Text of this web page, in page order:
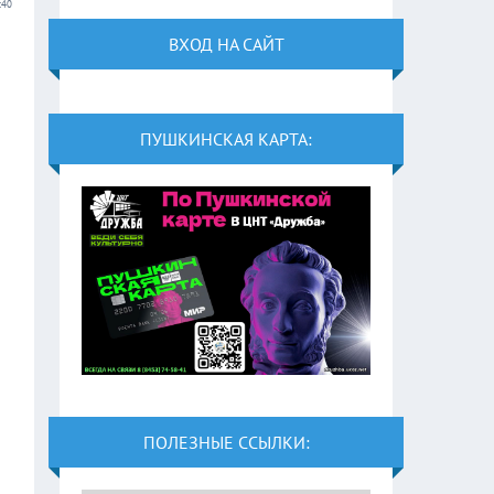
ВХОД НА САЙТ
ПУШКИНСКАЯ КАРТА:
ПОЛЕЗНЫЕ ССЫЛКИ: